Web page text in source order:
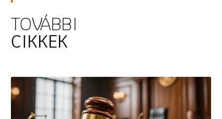
TOVÁBBI
CIKKEK